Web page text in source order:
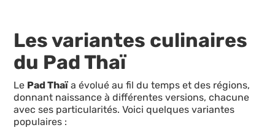
Les variantes culinaires
du Pad Thaï
Le Pad Thaï a évolué au fil du temps et des régions,
donnant naissance à différentes versions, chacune
avec ses particularités. Voici quelques variantes
populaires :